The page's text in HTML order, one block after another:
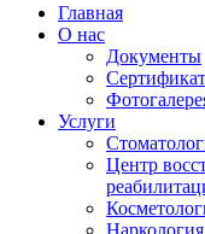
Главная
О нас
Документы
Услуги
Центр
Наркология